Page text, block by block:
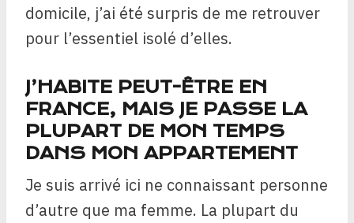
domicile, j’ai été surpris de me retrouver
pour l’essentiel isolé d’elles.
J’HABITE PEUT-ÊTRE EN
FRANCE, MAIS JE PASSE LA
PLUPART DE MON TEMPS
DANS MON APPARTEMENT
Je suis arrivé ici ne connaissant personne
d’autre que ma femme. La plupart du